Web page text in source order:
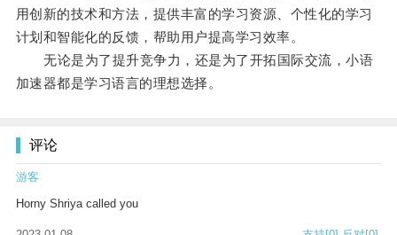
用创新的技术和方法，提供丰富的学习资源、个性化的学习
计划和智能化的反馈，帮助用户提高学习效率。
无论是为了提升竞争力，还是为了开拓国际交流，小语
加速器都是学习语言的理想选择。
评论
游客
Horny Shriya called you